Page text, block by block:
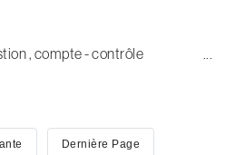
, compte - contrôle
Dernière
Dernière Page